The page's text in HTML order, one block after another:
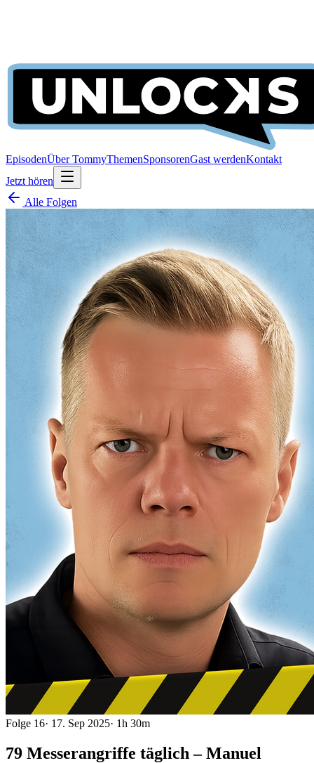
EpisodenÜber TommyThemenSponsorenGast werdenKontakt
Jetzt hören
Alle Folgen
Folge 16· 17. Sep 2025· 1h 30m
79 Messerangriffe täglich – Manuel